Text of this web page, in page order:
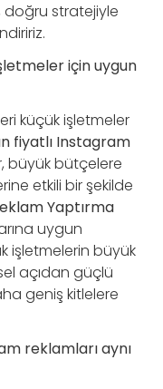
doğru stratejiyle
için uygun
küçük işletmeler
fiyatlı Instagram
büyük bütçelere
etkili bir şekilde
Yaptırma
uygun
işletmelerin büyük
açıdan güçlü
geniş kitlelere
reklamları aynı